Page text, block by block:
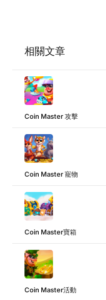
相關文章
Coin Master 攻擊
Coin Master 寵物
Coin Master寶箱
Coin Master活動